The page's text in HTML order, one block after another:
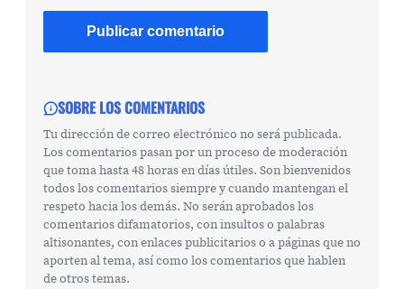
SOBRE LOS COMENTARIOS
Tu dirección de correo electrónico no será publicada.
Los comentarios pasan por un proceso de moderación
que toma hasta 48 horas en días útiles. Son bienvenidos
todos los comentarios siempre y cuando mantengan el
respeto hacia los demás. No serán aprobados los
comentarios difamatorios, con insultos o palabras
altisonantes, con enlaces publicitarios o a páginas que no
aporten al tema, así como los comentarios que hablen
de otros temas.